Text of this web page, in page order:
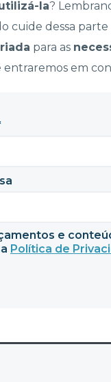
la?
dessa parte
para as
entraremos em
e
Política de